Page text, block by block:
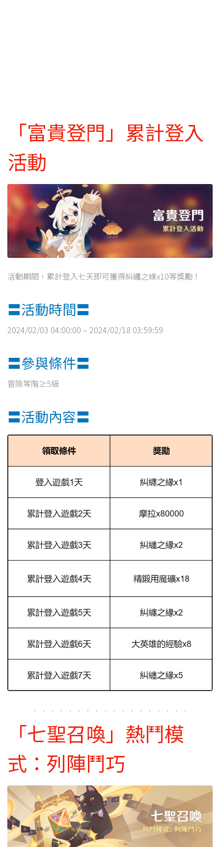
「富貴登門」累計登入
活動
活動期間，累計登入七天即可獲得糾纏之緣x10等獎勵！
〓活動時間〓
2024/02/03 04:00:00 – 2024/02/18 03:59:59
〓參與條件〓
冒險等階≥5級
〓活動內容〓
「七聖召喚」熱鬥模
式：列陣鬥巧